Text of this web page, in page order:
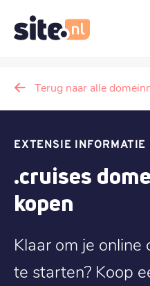
Terug naar alle
EXTENSIE INFORMATIE
.cruises
kopen
Klaar om je
te starten? Koop